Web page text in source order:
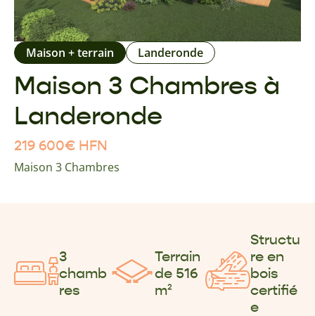
Maison 3 Chambres à
Landeronde
Maison + terrain Landeronde
219 600€ HFN
Maison 3 Chambres
3
chamb
res
Terrain
de 516
m²
Structu
re en
bois
certifié
e